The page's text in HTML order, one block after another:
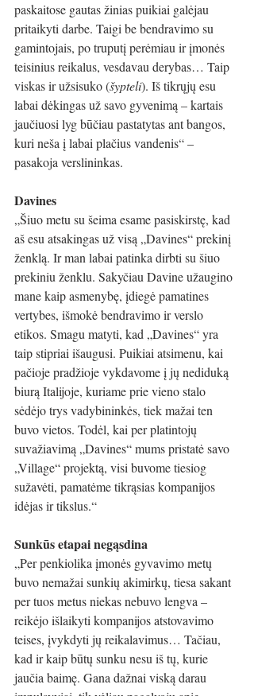
paskaitose gautas žinias puikiai galėjau
pritaikyti darbe. Taigi be bendravimo su
gamintojais, po truputį perėmiau ir įmonės
teisinius reikalus, vesdavau derybas… Taip
viskas ir užsisuko (šypteli). Iš tikrųjų esu
labai dėkingas už savo gyvenimą – kartais
jaučiuosi lyg būčiau pastatytas ant bangos,
kuri neša į labai plačius vandenis“ –
pasakoja verslininkas.
Davines
„Šiuo metu su šeima esame pasiskirstę, kad
aš esu atsakingas už visą „Davines“ prekinį
ženklą. Ir man labai patinka dirbti su šiuo
prekiniu ženklu. Sakyčiau Davine užaugino
mane kaip asmenybę, įdiegė pamatines
vertybes, išmokė bendravimo ir verslo
etikos. Smagu matyti, kad „Davines“ yra
taip stipriai išaugusi. Puikiai atsimenu, kai
pačioje pradžioje vykdavome į jų nediduką
biurą Italijoje, kuriame prie vieno stalo
sėdėjo trys vadybininkės, tiek mažai ten
buvo vietos. Todėl, kai per platintojų
suvažiavimą „Davines“ mums pristatė savo
„Village“ projektą, visi buvome tiesiog
sužavėti, pamatėme tikrąsias kompanijos
idėjas ir tikslus.“
Sunkūs etapai negąsdina
„Per penkiolika įmonės gyvavimo metų
buvo nemažai sunkių akimirkų, tiesa sakant
per tuos metus niekas nebuvo lengva –
reikėjo išlaikyti kompanijos atstovavimo
teises, įvykdyti jų reikalavimus… Tačiau,
kad ir kaip būtų sunku nesu iš tų, kurie
jaučia baimę. Gana dažnai viską darau